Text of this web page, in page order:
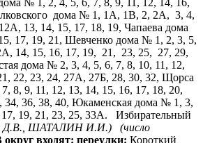
№ 1, 2, 4, 5, 6, 7, 8, 9, 11, 12, 14, 16,
дома № 1, 1А, 1В, 2, 2А, 3, 4,
13, 14, 15, 17, 18, 19, Чапаева дома
17, 19, 21, Шевченко дома № 1, 2, 3, 5,
14, 15, 16, 17, 19, 21, 23, 25, 27, 29,
дома № 2, 3, 4, 5, 6, 7, 8, 10, 11, 12,
22, 23, 24, 27А, 27Б, 28, 30, 32, Щорса
8, 9, 11, 12, 13, 14, 15, 16, 17, 18, 20,
34, 36, 38, 40, Юкаменская дома № 1, 3,
17, 19, 21, 23, 25, 33А. Избирательный
Д.В., ШАТАЛИН И.И.)
(число
округ входят: переулки: Короткий